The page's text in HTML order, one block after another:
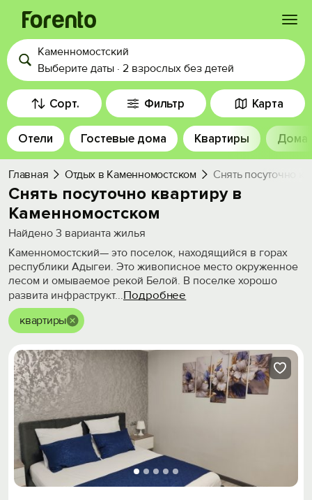
Войти
Избранное
История просмотра
Добавить свой объект
Каменномостский
Выберите даты · 2 взрослых без детей
Сорт. Фильтр Карта
Отели Гостевые дома Квартиры Дома
Главная Отдых в Каменномостском Снять посуточно
Снять посуточно квартиру в
Каменномостском
Найдено 3 варианта жилья
Каменномостский— это поселок, находящийся в горах
республики Адыгеи. Это живописное место окруженное
лесом и омываемое рекой Белой. В поселке хорошо
развита инфраструкт...Подробнее
квартиры